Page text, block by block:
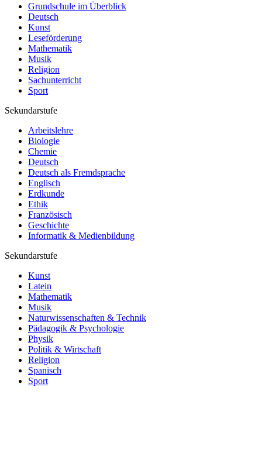
Grundschule im Überblick
Deutsch
Kunst
Leseförderung
Mathematik
Musik
Religion
Sachunterricht
Sport
Sekundarstufe
Arbeitslehre
Biologie
Chemie
Deutsch
Deutsch als Fremdsprache
Englisch
Erdkunde
Ethik
Französisch
Geschichte
Informatik & Medienbildung
Sekundarstufe
Kunst
Latein
Mathematik
Musik
Naturwissenschaften & Technik
Pädagogik & Psychologie
Physik
Politik & Wirtschaft
Religion
Spanisch
Sport